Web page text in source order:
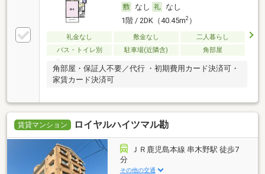
なし
なし
1階 / 2DK（40.45m2）
礼金なし 敷金なし
二人暮らし
バス・トイレ別
駐車場(近隣含) 角部屋
角部屋・保証人不要／代行 ・初期費用カード決済可・
家賃カード決済可
賃貸マンション ロイヤルハイツマル勘
ＪＲ鹿児島本線 串木野駅 徒歩7
分
その他の交通